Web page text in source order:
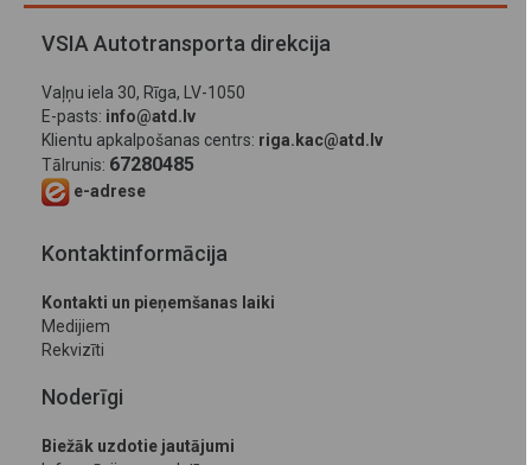
VSIA Autotransporta direkcija
Vaļņu iela 30, Rīga, LV-1050
E-pasts: info@atd.lv
Klientu apkalpošanas centrs: riga.kac@atd.lv
Tālrunis: 67280485
e-adrese
Kontaktinformācija
Kontakti un pieņemšanas laiki
Medijiem
Rekvizīti
Noderīgi
Biežāk uzdotie jautājumi